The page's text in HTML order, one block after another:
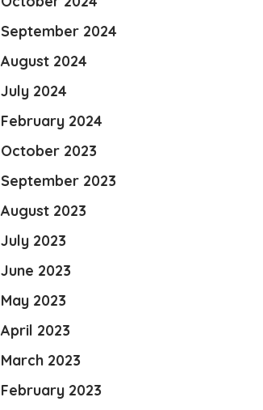
September 2024
August 2024
July 2024
February 2024
October 2023
September 2023
August 2023
July 2023
June 2023
May 2023
April 2023
March 2023
February 2023